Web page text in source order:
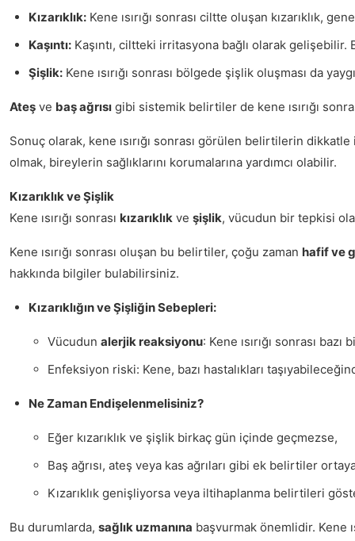
Kızarıklık: Kene ısırığı sonrası ciltte oluşan kızarıklık,
Kaşıntı: Kaşıntı, ciltteki irritasyona bağlı olarak
Şişlik: Kene ısırığı sonrası bölgede şişlik oluşması da
Ateş ve baş ağrısı gibi sistemik belirtiler de kene ısırığı
Sonuç olarak, kene ısırığı sonrası görülen belirtilerin
olmak, bireylerin sağlıklarını korumalarına yardımcı olabilir.
Kızarıklık ve Şişlik
Kene ısırığı sonrası kızarıklık ve şişlik, vücudun bir tepkisi
Kene ısırığı sonrası oluşan bu belirtiler, çoğu zaman hafif ve
hakkında bilgiler bulabilirsiniz.
Kızarıklığın ve Şişliğin Sebepleri:
Vücudun alerjik reaksiyonu: Kene ısırığı sonrası
Enfeksiyon riski: Kene, bazı hastalıkları
Ne Zaman Endişelenmelisiniz?
Eğer kızarıklık ve şişlik birkaç gün içinde geçmezse,
Baş ağrısı, ateş veya kas ağrıları gibi ek belirtiler
Kızarıklık genişliyorsa veya iltihaplanma belirtileri
Bu durumlarda, sağlık uzmanına başvurmak önemlidir. Kene